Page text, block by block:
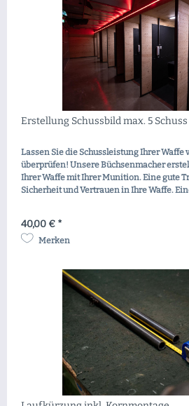
Erstellung Schussbild max. 5 Schuss
Lassen Sie die Schussleistung Ihrer Waffe
überprüfen! Unsere Büchsenmacher
Ihrer Waffe mit Ihrer Munition. Eine gute
Sicherheit und Vertrauen in Ihre Waffe.
40,00 € *
Merken